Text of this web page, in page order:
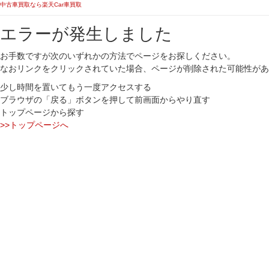
中古車買取なら楽天Car車買取
エラーが発生しました
お手数ですが次のいずれかの方法でページをお探しください。
なおリンクをクリックされていた場合、ページが削除された可能性が
少し時間を置いてもう一度アクセスする
ブラウザの「戻る」ボタンを押して前画面からやり直す
トップページから探す
>>トップページへ